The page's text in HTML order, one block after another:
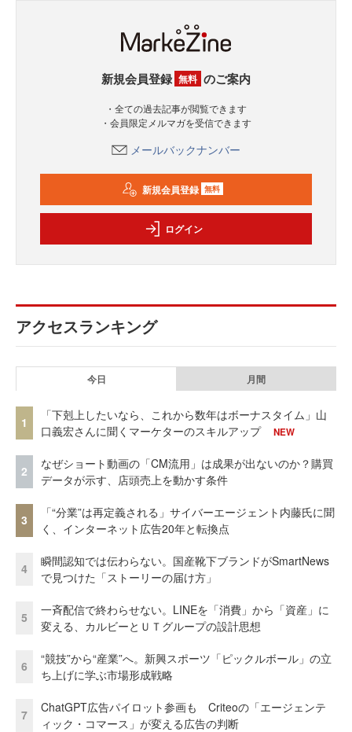
新規会員登録 無料 のご案内
・全ての過去記事が閲覧できます
・会員限定メルマガを受信できます
メールバックナンバー
新規会員登録 無料
ログイン
アクセスランキング
今日 月間
1
「下剋上したいなら、これから数年はボーナスタイム」山
口義宏さんに聞くマーケターのスキルアップ
NEW
2
なぜショート動画の「CM流用」は成果が出ないのか？購買
データが示す、店頭売上を動かす条件
3
「“分業”は再定義される」サイバーエージェント内藤氏に聞
く、インターネット広告20年と転換点
4
瞬間認知では伝わらない。国産靴下ブランドがSmartNews
で見つけた「ストーリーの届け方」
5
一斉配信で終わらせない。LINEを「消費」から「資産」に
変える、カルビーとＵＴグループの設計思想
6
“競技”から“産業”へ。新興スポーツ「ピックルボール」の立
ち上げに学ぶ市場形成戦略
7
ChatGPT広告パイロット参画も Criteoの「エージェンテ
ィック・コマース」が変える広告の判断